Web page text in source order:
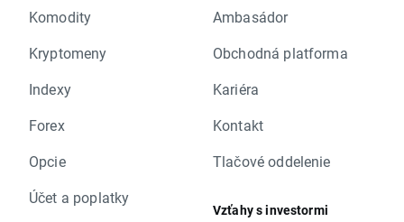
Komodity
Kryptomeny
Indexy
Forex
Opcie
Účet a poplatky
Ambasádor
Obchodná platforma
Kariéra
Kontakt
Tlačové oddelenie
Vzťahy s investormi